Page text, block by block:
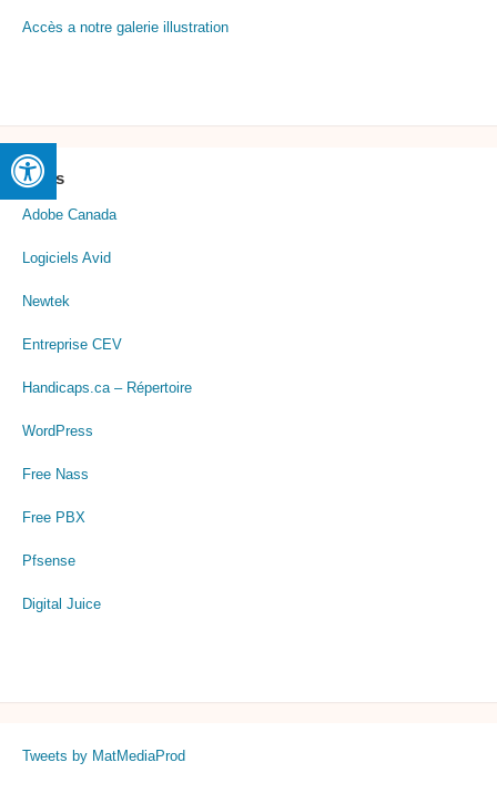
Accès a notre galerie illustration
Liens
Adobe Canada
Logiciels Avid
Newtek
Entreprise CEV
Handicaps.ca – Répertoire
WordPress
Free Nass
Free PBX
Pfsense
Digital Juice
Tweets by MatMediaProd